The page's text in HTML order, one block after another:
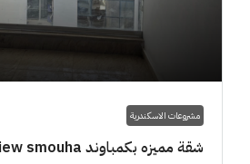
مشروعات الاسكندرية
شقة مميزه بكمباوند 173m Grand View smouha